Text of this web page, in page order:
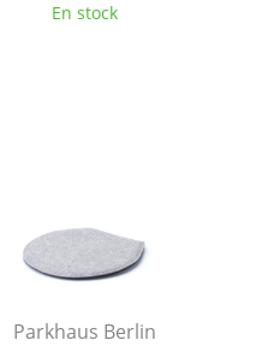
En stock
Parkhaus Berlin